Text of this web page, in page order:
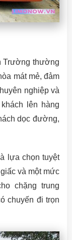
Trường thường
mát mẻ, đảm
nghiệp và
lên hàng
dọc đường,
lựa chọn tuyệt
và một mức
chặng trung
chuyến đi trọn